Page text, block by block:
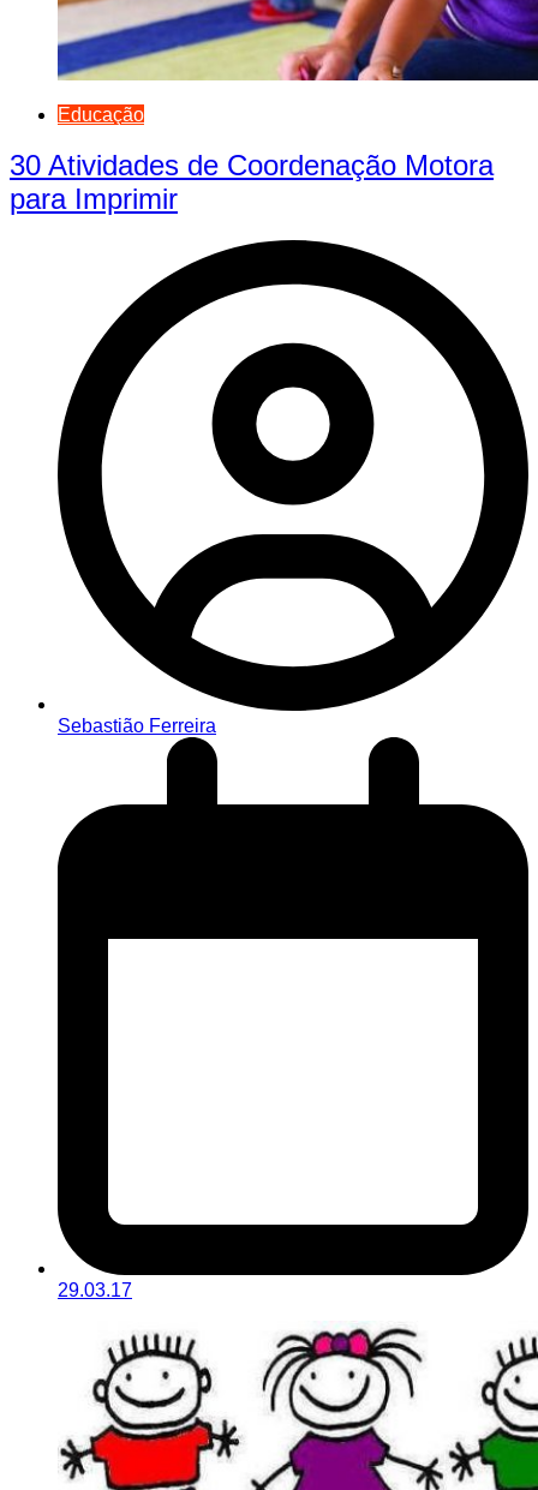
Educação
30 Atividades de Coordenação Motora
para Imprimir
Sebastião Ferreira
29.03.17